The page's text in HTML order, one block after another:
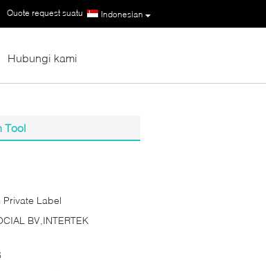
Indonesian
Quote request suatu |
Hubungi kami
Tool
Private Label
BV,INTERTEK